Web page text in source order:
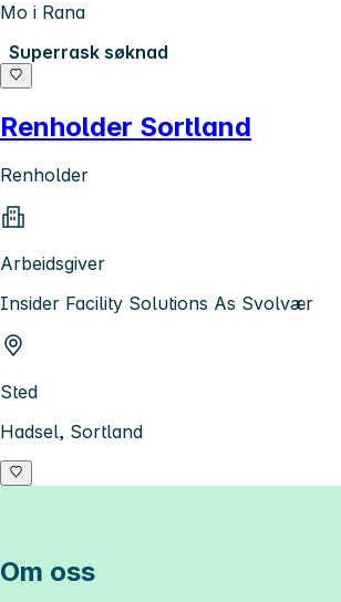
Mo i Rana
Superrask søknad
Renholder Sortland
Renholder
Arbeidsgiver
Insider Facility Solutions As Svolvær
Sted
Hadsel, Sortland
Om oss